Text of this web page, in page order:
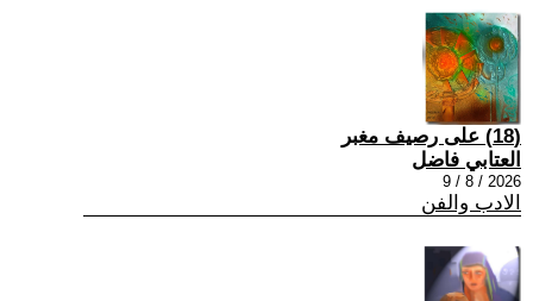
(18) على رصيف مغبر
العتابي فاضل
2026 / 8 / 9
الادب والفن